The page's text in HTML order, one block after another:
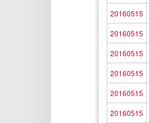
20160515
20160515
20160515
20160515
20160515
20160515